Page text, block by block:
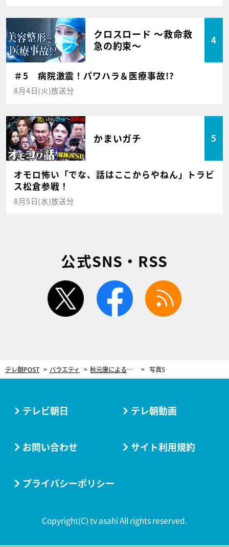
クロスロード ～救命救
急の約束～
4
＃5 病院激震！パワハラ＆医療事故!?
8月4日(火)放送分
かまいガチ 5
オモロ怖い「でな、話はここからやねん」トラビ
ス松倉参戦！
8月5日(水)放送分
公式SNS・RSS
twitter facebook
テレ朝POST バラエティ 秋元康による企画・監修の新プロジェクト誕生！MCはヒロミ＆指原莉乃「おもしろいところに目をつけたな」 写真5
テレビ朝日 テレ朝動画
お問い合わせ サイト利用規約
プライバシーポリシー
Copyright(C) tv asahi All rights reserved.